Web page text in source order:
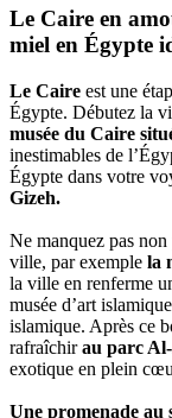
Le Caire en
miel en Égypte
Le Caire est une
Égypte. Débutez la
musée du Caire
inestimables de
Égypte dans votre
Gizeh.
Ne manquez pas
ville, par exemple la
la ville en renferme
musée d’art
islamique. Après ce
rafraîchirau parc
exotique en plein
Une promenade